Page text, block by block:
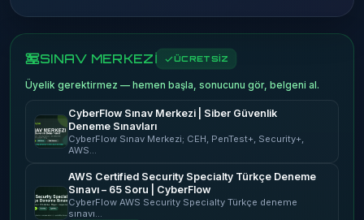
SINAV MERKEZİ ÜCRETSİZ
Üyelik gerektirmez — hemen başla, sonucunu gör, belgeni al.
CyberFlow Sınav Merkezi | Siber Güvenlik
Deneme Sınavları
CyberFlow Sınav Merkezi; CEH, PenTest+, Security+,
AWS…
AWS Certified Security Specialty Türkçe Deneme
Sınavı – 65 Soru | CyberFlow
CyberFlow AWS Security Specialty Türkçe deneme
sınavı…